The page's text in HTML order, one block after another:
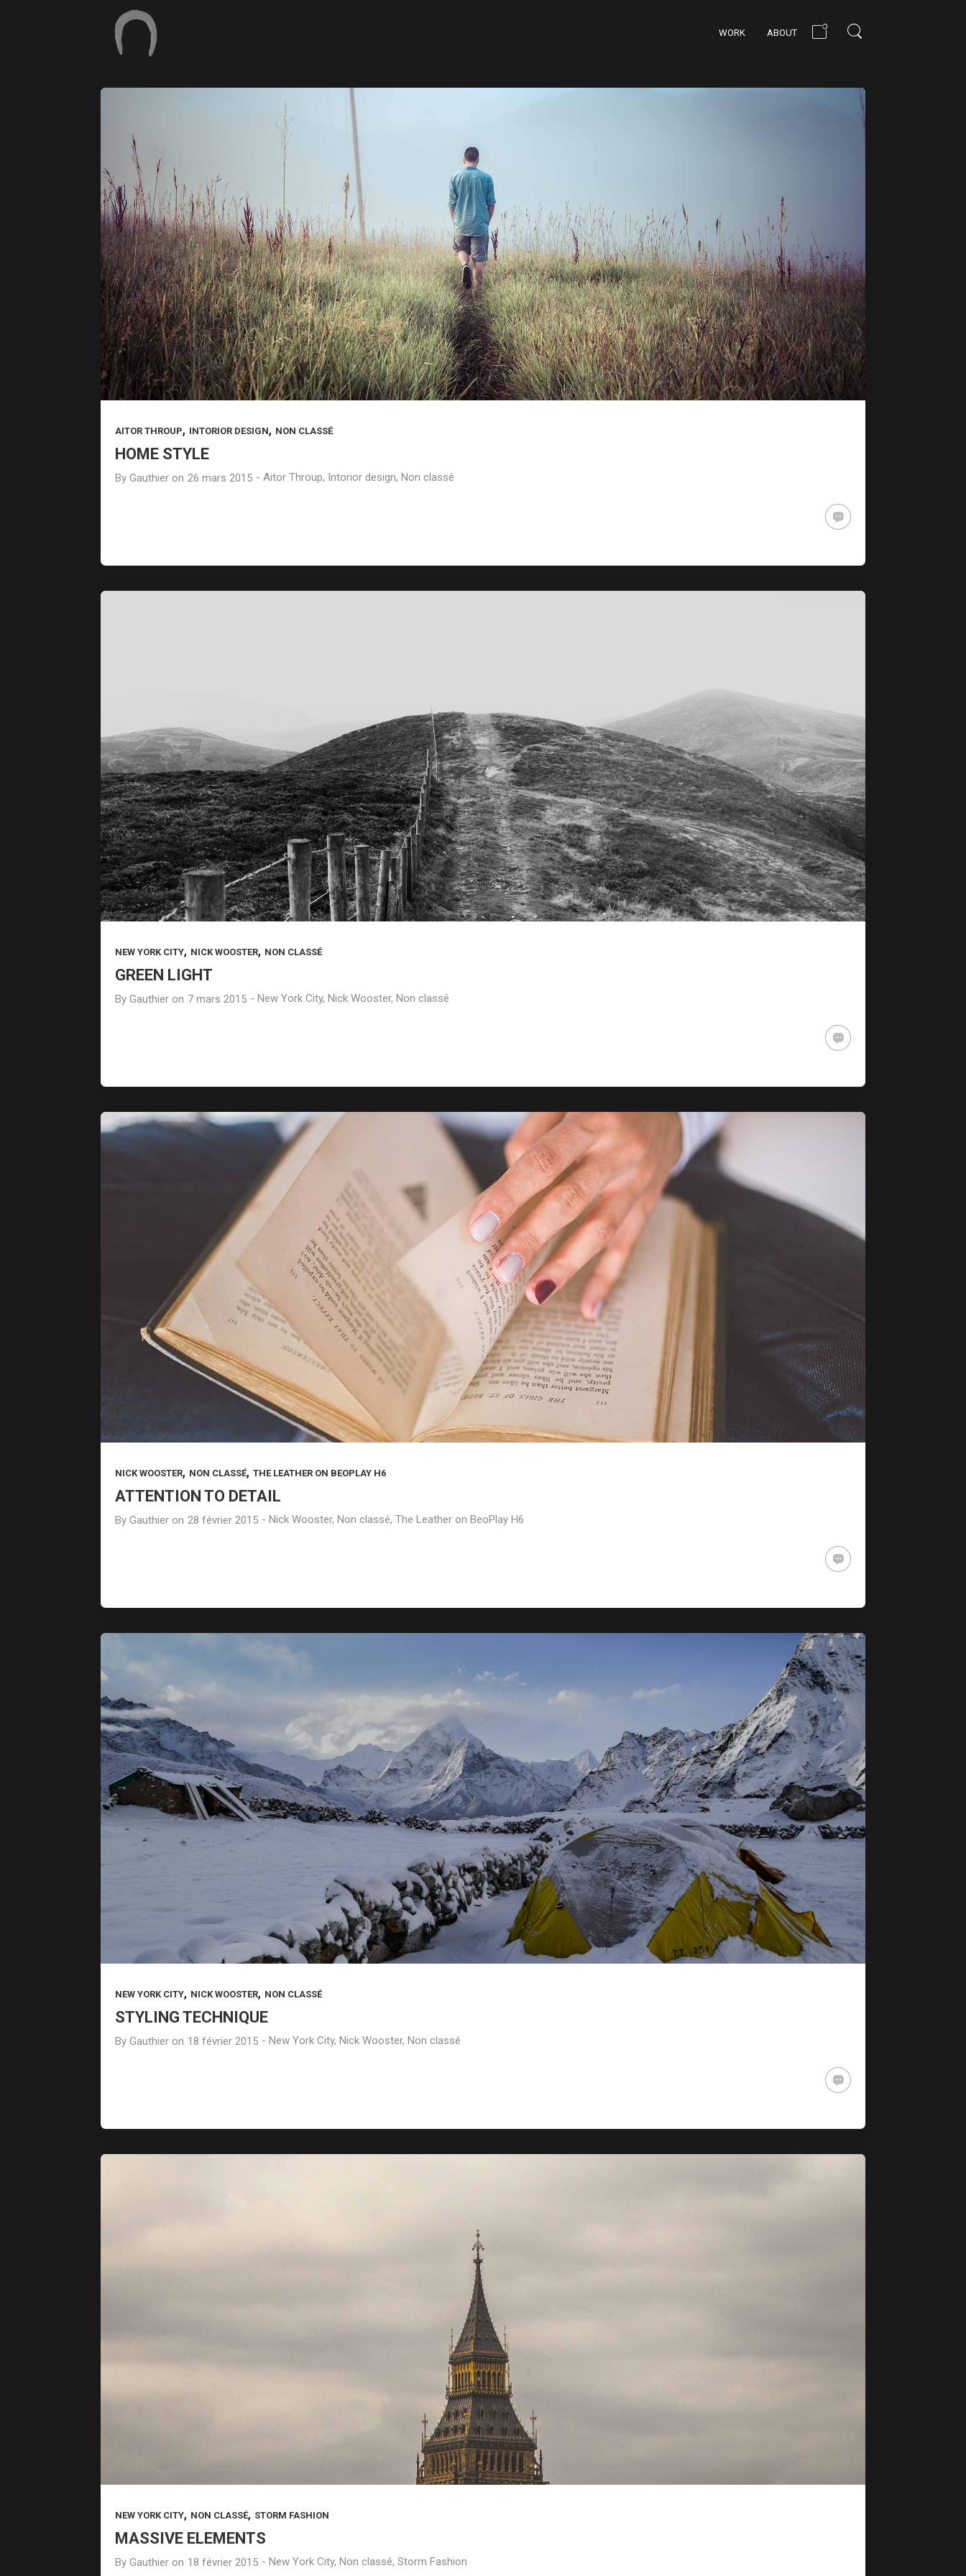
BONJOUR TOUT
11
MARS
2015
PEACEFUL NATURE
7
MARS
2015
GREEN LIGHT
28
FÉVRIER
2015
ATTENTION TO
DETAIL
18
FÉVRIER
2015
STYLING TECHNIQUE
18
FÉVRIER
2015
ART OF BEAUTY
18
FÉVRIER
2015
MASSIVE ELEMENTS
WORK ABOUT
AITOR THROUP, INTORIOR DESIGN, NON CLASSÉ
HOME STYLE
By Gauthieron 26 mars 2015 - Aitor Throup, Intorior design, Non classé
NEW YORK CITY, NICK WOOSTER, NON CLASSÉ
GREEN LIGHT
By Gauthieron 7 mars 2015 - New York City, Nick Wooster, Non classé
NICK WOOSTER, NON CLASSÉ, THE LEATHER ON BEOPLAY H6
ATTENTION TO DETAIL
By Gauthieron 28 février 2015 - Nick Wooster, Non classé, The Leather on BeoPlay H6
NEW YORK CITY, NICK WOOSTER, NON CLASSÉ
STYLING TECHNIQUE
By Gauthieron 18 février 2015 - New York City, Nick Wooster, Non classé
NEW YORK CITY, NON CLASSÉ, STORM FASHION
MASSIVE ELEMENTS
By Gauthieron 18 février 2015 - New York City, Non classé, Storm Fashion